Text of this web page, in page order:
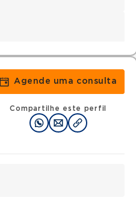
60716 - Cirurgia da mão
Agende uma consulta
Compartilhe este perfil